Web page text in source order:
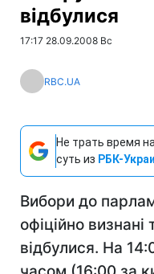
відбулися
17:17 28.09.2008 Вс
RBC.UA
Не трать время
суть из РБК-
Вибори до
офіційно
відбулися. На